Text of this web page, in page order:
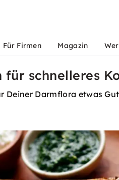
Für Firmen Magazin
schnelleres
Deiner Darmflora etwas